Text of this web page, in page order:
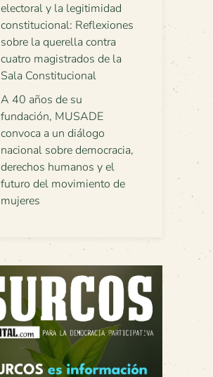
electoral y la legitimidad
constitucional: Reflexiones
sobre la querella contra
cuatro magistrados de la
Sala Constitucional
A 40 años de su
fundación, MUSADE
convoca a un diálogo
nacional sobre democracia,
derechos humanos y el
futuro del movimiento de
mujeres